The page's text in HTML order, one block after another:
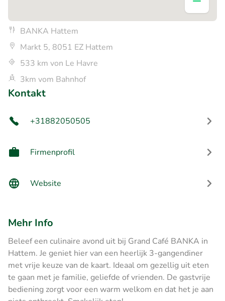
BANKA Hattem
Markt 5, 8051 EZ Hattem
533 km von Le Havre
3km vom Bahnhof
Kontakt
+31882050505
Firmenprofil
Website
Mehr Info
Beleef een culinaire avond uit bij Grand Café BANKA in
Hattem. Je geniet hier van een heerlijk 3-gangendiner
met vrije keuze van de kaart. Ideaal om gezellig uit eten
te gaan met je familie, geliefde of vrienden. De gastvrije
bediening zorgt voor een warm welkom en dat het je aan